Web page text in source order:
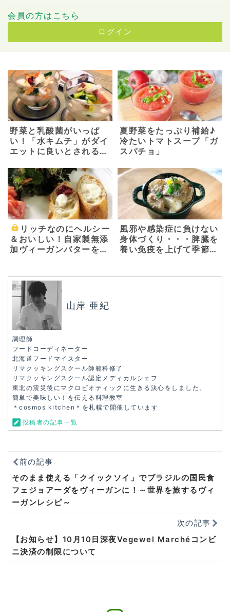
会員の方はこちら
ログイン
野菜と乳酸菌がいっぱ
い！「水キムチ」がダイ
エットに良いとされる理
素と二種類の水キムチ～
夏野菜をたっぷり補給♪
冷たいトマトスープ「ガ
スパチョ」
リッチなのにヘルシー
＆おいしい！自家製無添
加ヴィーガンバターを作
風邪や感染症に負けない
身体づくり・・・脾臓を
養い免疫を上げて季節の
山岸 亜紀
調理師
フードコーディネーター
北海道フードマイスター
リマクッキングスクール師範科修了
リマクッキングスクール認定メディカルシェフ
東北の震災後にマクロビオティックに生きる決心をしました。
簡単で美味しい！を伝える料理教室
＊cosmos kitchen＊を札幌で開催しています
投稿者の記事一覧
前の記事
そのまま使える「クイックソイ」でブラジルの国民食
フェジョアーダをヴィーガンに！～世界を旅するヴィ
ーガンレシピ～
次の記事
【お知らせ】10月10日深夜Vegewel Marchéコンビ
ニ決済の制限について